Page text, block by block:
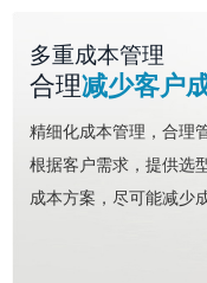
多重成本管理
合理减少客户
精细化成本管理，合理
根据客户需求，提供选
成本方案，尽可能减少